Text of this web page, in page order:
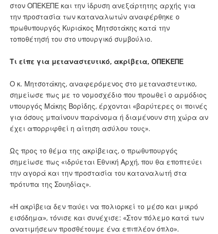
στον ΟΠΕΚΕΠΕ και την ίδρυση ανεξάρτητης αρχής για
την προστασία των καταναλωτών αναφέρθηκε ο
πρωθυπουργός Κυριάκος Μητσοτάκης κατά την
τοποθέτησή του στο υπουργικό συμβούλιο.
Τι είπε για μεταναστευτικό, ακρίβεια, ΟΠΕΚΕΠΕ
Ο κ. Μητσοτάκης, αναφερόμενος στο μεταναστευτικο,
σημείωσε πως με το νομοσχέδιο που προωθεί ο αρμόδιος
υπουργός Μάκης Βορίδης, έρχονται «βαρύτερες οι ποινές
για όσους μπαίνουν παράνομα ή διαμένουν στη χώρα αν
έχει απορριφθεί η αίτηση ασύλου τους».
Ως προς το θέμα της ακρίβειας, ο πρωθυπουργός
σημείωσε πως «ιδρύεται Εθνική Αρχή, που θα εποπτεύει
την αγορά και την προστασία του καταναλωτή στα
πρότυπα της Σουηδίας».
«Η ακρίβεια δεν παύει να πολιορκεί το μέσο και μικρό
εισόδημα», τόνισε και συνέχισε: «Στον πόλεμο κατά των
ανατιμήσεων προσθέτουμε ένα επιπλέον όπλο».